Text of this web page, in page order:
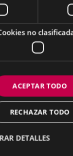
Gune
Juanes,
no
ACEPTAR TODO
RECHAZAR TODO
DETALLES